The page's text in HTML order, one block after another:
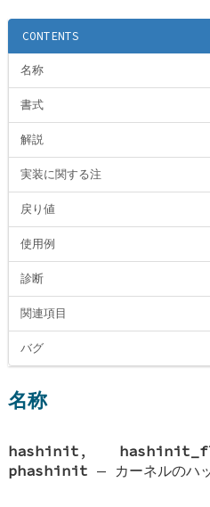
CONTENTS
名称
書式
解説
実装に関する注
戻り値
使用例
診断
関連項目
バグ
名称
hashinit ,
phashinit — カーネルのハ